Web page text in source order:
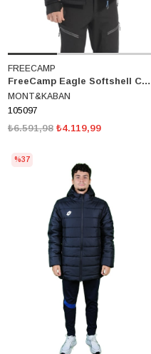
FREECAMP
FreeCamp Eagle Softshell Ceket 105097
MONT&KABAN
105097
₺4.119,99
₺6.591,98
%37